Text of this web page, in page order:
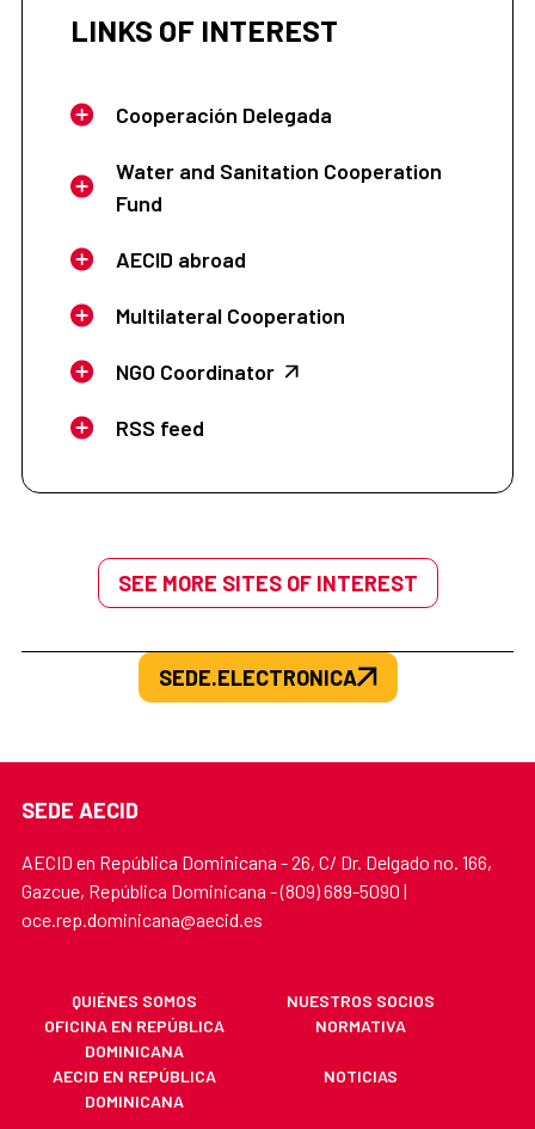
LINKS OF INTEREST
Cooperación Delegada
Water and Sanitation Cooperation
Fund
AECID abroad
Multilateral Cooperation
NGO Coordinator
RSS feed
SEE MORE SITES OF INTEREST
SEDE.ELECTRONICA
SEDE AECID
AECID en República Dominicana - 26, C/ Dr. Delgado no. 166,
Gazcue, República Dominicana - (809) 689-5090 |
oce.rep.dominicana@aecid.es
QUIÉNES SOMOS
NUESTROS SOCIOS
OFICINA EN REPÚBLICA
DOMINICANA
NORMATIVA
AECID EN REPÚBLICA
DOMINICANA
NOTICIAS